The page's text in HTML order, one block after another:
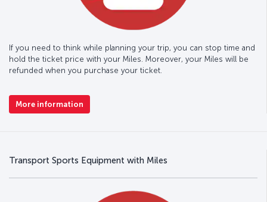
If you need to think while planning your trip, you can stop time and
hold the ticket price with your Miles. Moreover, your Miles will be
refunded when you purchase your ticket.
More information
Transport Sports Equipment with Miles